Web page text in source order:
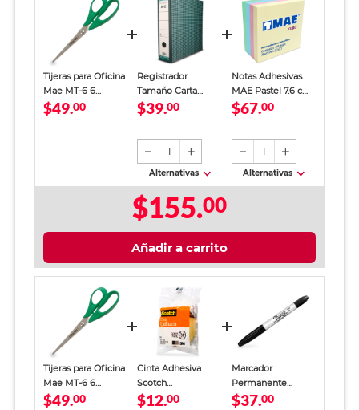
Tijeras para Oficina
Mae MT-6 6
pulgadas Verde
$49.00
Registrador
Tamaño Carta
Office Depot
$39.00
1
Alternativas
Notas Adhesivas
MAE Pastel 7.6 cm
x 7.6 cm
$67.00
1
Alternativas
$155.00
Añadir a carrito
Tijeras para Oficina
Mae MT-6 6
pulgadas Verde
$49.00
Cinta Adhesiva
Scotch
Transparente 18
$12.00
Marcador
Permanente
Sharpie Doble
$37.00